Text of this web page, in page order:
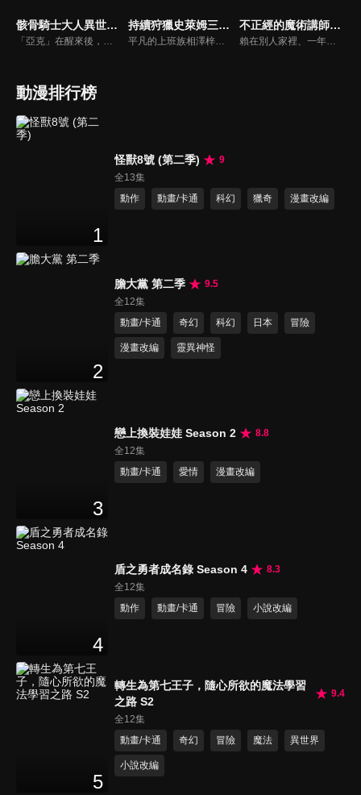
骸骨騎士大人異世界冒險中
「亞克」在醒來後，發現自己以在MMORPG使用的角色外觀被丟到異世界。而他的模樣，是外表全身鎧甲，內在全身骨骼的「骸骨騎士」。真面目曝光，肯定會被誤會成是怪物被討伐!?亞克決心當個低調的傭兵過生活。但他卻是個無法對壞事置之不理的男人！由骸骨騎士大人無自覺「懲惡勸善」的異世界奇幻故事現在登場！
持續狩獵史萊姆三百年，不知不覺就練到LV MAX
平凡的上班族相澤梓，因工作過度過勞死。她轉生到異世界，成為不老不死的魔女亞梓莎。鑑於前世的經驗，她在邊境的高原開始悠閒的慢活。打倒史來姆賺取金錢，像個魔女般製作藥物照顧山腳下的村莊。她持續過這樣的生活，被稱為「高原的魔女大人」。300年後，持續打倒史來姆累積的經驗值，讓亞梓莎在不知不覺間成為LV99，也就是世界最強。
不正經的魔術講師與禁忌教典
賴在別人家裡、一年過著無職生活的 葛倫·雷達斯，在家主的強迫下到 阿爾扎諾帝國帝國魔術學院擔任兼職講師。但他假自習之名行打瞌睡之實，就算難得站上了講台，他也是直接把課本釘在黑板上。就在想早點辭職的心態下，被學生 西絲蒂娜·席貝爾提出了決鬥。結果令人遺憾地，葛倫以懸殊的差距吞下了敗戰……
動漫排行榜
1
怪獸8號 (第二季)
9
全13集
動作
動畫/卡通 科幻 獵奇 漫畫改編
2
膽大黨 第二季
9.5
全12集
動畫/卡通
奇幻 科幻 日本 冒險
漫畫改編 靈異神怪
3
戀上換裝娃娃 Season 2
8.8
全12集
動畫/卡通
愛情 漫畫改編
4
盾之勇者成名錄 Season 4
8.3
全12集
動作
動畫/卡通 冒險 小說改編
5
轉生為第七王子，隨心所欲的魔法學習
之路 S2
9.4
全12集
動畫/卡通
奇幻 冒險 魔法 異世界
小說改編